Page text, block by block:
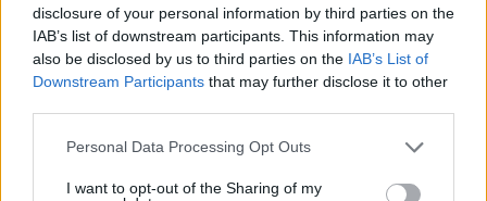
disclosure of your personal information by third parties on the
IAB’s list of downstream participants. This information may
also be disclosed by us to third parties on the IAB’s List of
Downstream Participants that may further disclose it to other
Please note that this website/app uses one or more Google
not limited to your visit or usage behaviour. You may click to
Personal Data Processing Opt Outs
I want to opt-out of the Sharing of my